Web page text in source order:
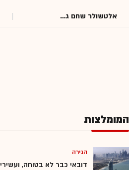
אלטשולר שחם גמל
המומלצות
הגירה
דובאי כבר לא בטוחה, ועשירי